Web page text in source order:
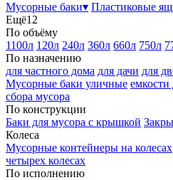
Мусорные баки▾ Пластиковые
Ещё12
По объёму
1100л 120л 240л 360л 660л 750л
По назначению
для частного дома для дачи для
Мусорные баки уличные емкости
сбора мусора
По конструкции
Баки для мусора с крышкой
Колеса
Мусорные контейнеры на колесах
четырех колесах
По исполнению